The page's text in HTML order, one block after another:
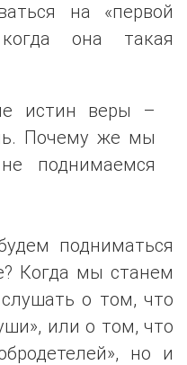
на «первой
она такая
истин веры –
Почему же мы
поднимаемся
подниматься
Когда мы станем
о том, что
или о том, что
но и